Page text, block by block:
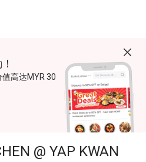
高达MYR 30
@ YAP KWAN